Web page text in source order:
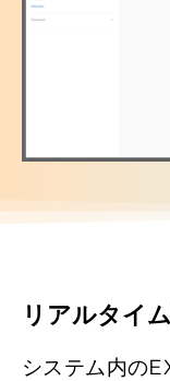
リアルタイ
システム内の